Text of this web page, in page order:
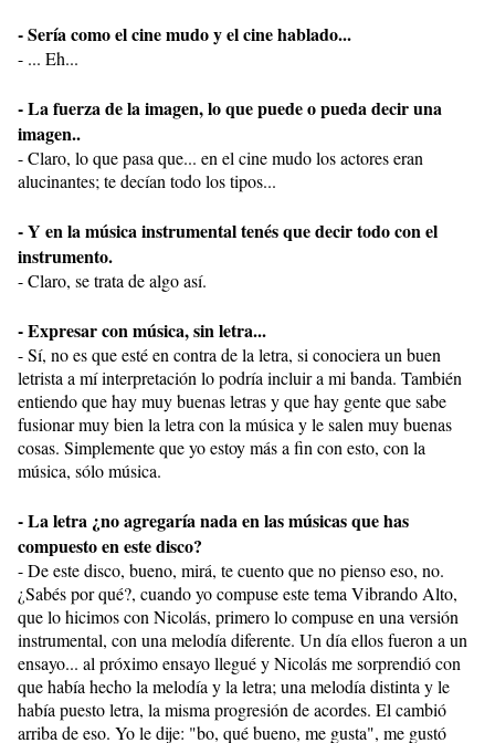
- Sería como el cine mudo y el cine hablado...
- ... Eh...
- La fuerza de la imagen, lo que puede o pueda decir una
imagen..
- Claro, lo que pasa que... en el cine mudo los actores eran
alucinantes; te decían todo los tipos...
- Y en la música instrumental tenés que decir todo con el
instrumento.
- Claro, se trata de algo así.
- Expresar con música, sin letra...
- Sí, no es que esté en contra de la letra, si conociera un buen
letrista a mí interpretación lo podría incluir a mi banda. También
entiendo que hay muy buenas letras y que hay gente que sabe
fusionar muy bien la letra con la música y le salen muy buenas
cosas. Simplemente que yo estoy más a fin con esto, con la
música, sólo música.
- La letra ¿no agregaría nada en las músicas que has
compuesto en este disco?
- De este disco, bueno, mirá, te cuento que no pienso eso, no.
¿Sabés por qué?, cuando yo compuse este tema Vibrando Alto,
que lo hicimos con Nicolás, primero lo compuse en una versión
instrumental, con una melodía diferente. Un día ellos fueron a un
ensayo... al próximo ensayo llegué y Nicolás me sorprendió con
que había hecho la melodía y la letra; una melodía distinta y le
había puesto letra, la misma progresión de acordes. El cambió
arriba de eso. Yo le dije: "bo, qué bueno, me gusta", me gustó